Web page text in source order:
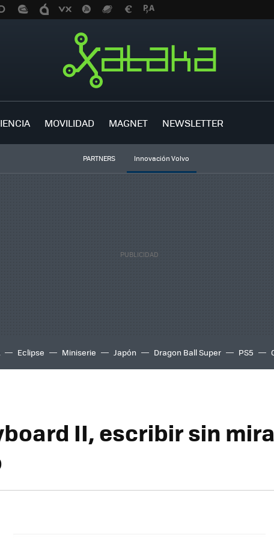
MOVILIDAD MAGNET NEWSLETTER
PARTNERS Innovación Volvo
Eclipse Miniserie Japón Dragon Ball Super PS5
II, escribir sin